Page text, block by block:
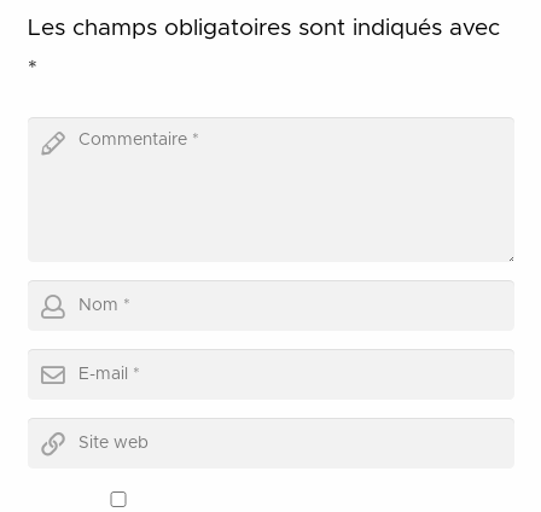
Les champs obligatoires sont indiqués avec
*